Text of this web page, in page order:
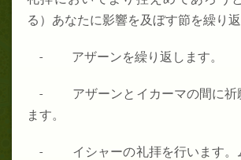
る）あなたに影響を及ぼす節を繰り返
- アザーンを繰り返します。
- アザーンとイカーマの間に祈
ます。
- イシャーの礼拝を行います。